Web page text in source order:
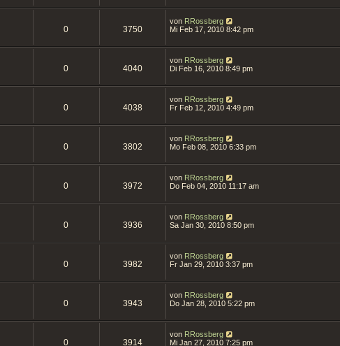
0 3750
von RRossberg
Mi Feb 17, 2010 8:42 pm
0 4040
von RRossberg
Di Feb 16, 2010 8:49 pm
0 4038
von RRossberg
Fr Feb 12, 2010 4:49 pm
0 3802
von RRossberg
Mo Feb 08, 2010 6:33 pm
0 3972
von RRossberg
Do Feb 04, 2010 11:17 am
0 3936
von RRossberg
Sa Jan 30, 2010 8:50 pm
0 3982
von RRossberg
Fr Jan 29, 2010 3:37 pm
0 3943
von RRossberg
Do Jan 28, 2010 5:22 pm
0 3914
von RRossberg
Mi Jan 27, 2010 7:25 pm